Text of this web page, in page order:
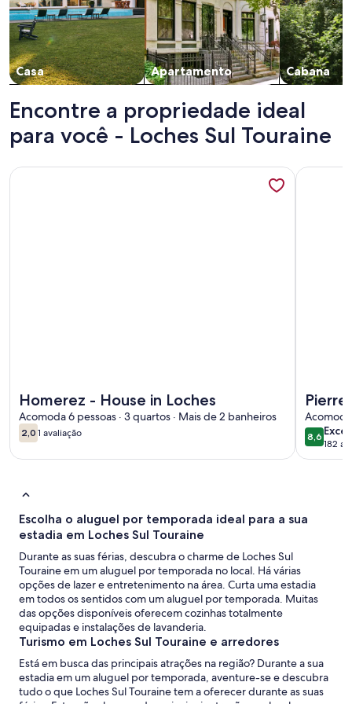
Casa Apartamento Cabana
Encontre a propriedade ideal
para você - Loches Sul Touraine
Homerez - House in Loches
Acomoda 6 pessoas · 3 quartos · Mais de 2 banheiros
2,02,0 de 10
1 avaliação
(1
avaliação)
Mais informações sobre Homerez - House in Loches
Pierre
Acomoda
8,68,6 de
182
(182
Mais
Escolha o aluguel por temporada ideal para a sua
estadia em Loches Sul Touraine
Durante as suas férias, descubra o charme de Loches Sul
Touraine em um aluguel por temporada no local. Há várias
opções de lazer e entretenimento na área. Curta uma estadia
em todos os sentidos com um aluguel por temporada. Muitas
das opções disponíveis oferecem cozinhas totalmente
equipadas e instalações de lavanderia.
Turismo em Loches Sul Touraine e arredores
Está em busca das principais atrações na região? Durante a sua
estadia em um aluguel por temporada, aventure-se e descubra
tudo o que Loches Sul Touraine tem a oferecer durante as suas